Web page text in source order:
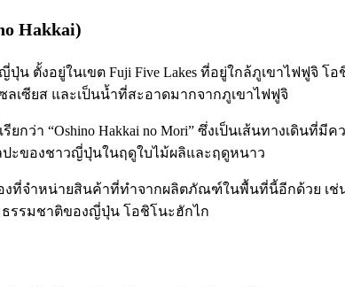
Hakkai)
ปุ่น ตั้งอยู่ในเขต Fuji Five Lakes ที่อยู่ใกล้ภูเขาไฟฟู
เซียส และเป็นน้ำที่สะอาดมากจากภูเขาไฟฟูจิ
กว่า “Oshino Hakkai no Mori” ซึ่งเป็นเส้นทางเดิน
ะของชาวญี่ปุ่นในฤดูใบไม้ผลิและฤดูหนาว
ที่จำหน่ายสินค้าที่ทำจากผลิตภัณฑ์ในพื้นที่นี้อีกด้วย เ
รรมชาติของญี่ปุ่น โอชิโนะฮักไก